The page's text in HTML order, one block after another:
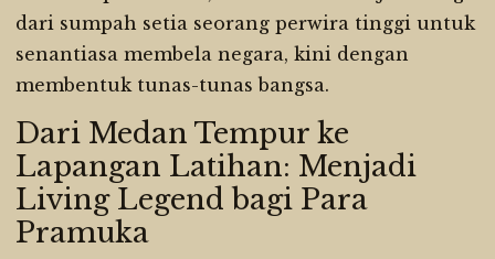
dari sumpah setia seorang perwira tinggi untuk
senantiasa membela negara, kini dengan
membentuk tunas-tunas bangsa.
Dari Medan Tempur ke
Lapangan Latihan: Menjadi
Living Legend bagi Para
Pramuka